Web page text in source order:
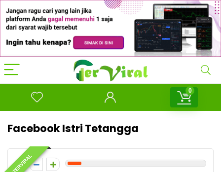
0
Facebook Istri Tetangga
TERVIRAL
1